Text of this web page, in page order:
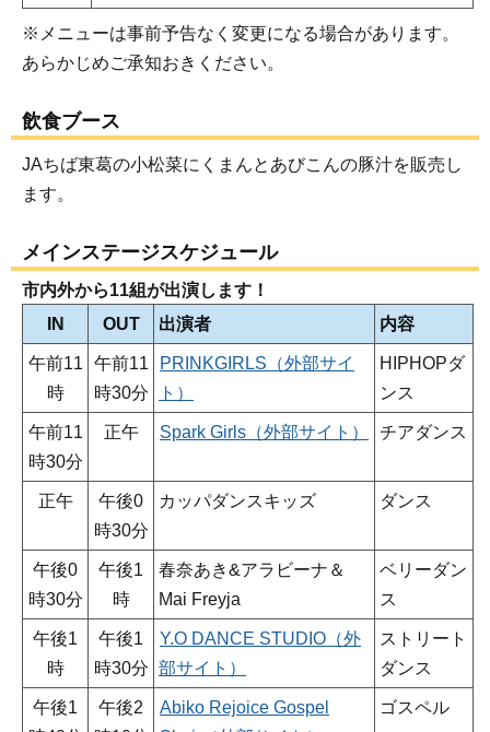
※メニューは事前予告なく変更になる場合があります。
あらかじめご承知おきください。
飲食ブース
JAちば東葛の小松菜にくまんとあびこんの豚汁を販売し
ます。
メインステージスケジュール
市内外から11組が出演します！
IN
OUT 出演者 内容
午前11
時
午前11
時30分
PRINKGIRLS（外部サイ
ト）
HIPHOPダ
ンス
午前11
時30分
正午 Spark Girls（外部サイト） チアダンス
正午
午後0
時30分
カッパダンスキッズ ダンス
午後0
時30分
午後1
時
春奈あき&アラビーナ＆
Mai Freyja
ベリーダン
ス
午後1
時
午後1
時30分
Y.O DANCE STUDIO（外
部サイト）
ストリート
ダンス
午後1
午後2
Abiko Rejoice Gospel
ゴスペル